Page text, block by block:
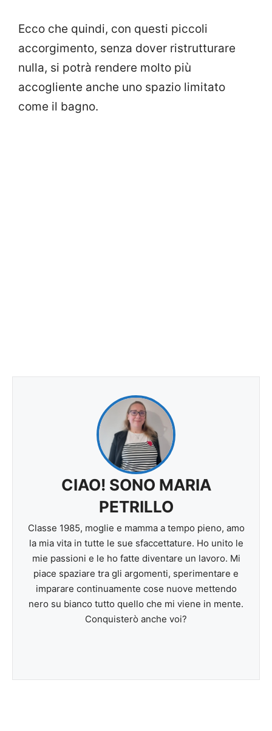
Ecco che quindi, con questi piccoli
accorgimento, senza dover ristrutturare
nulla, si potrà rendere molto più
accogliente anche uno spazio limitato
come il bagno.
CIAO! SONO MARIA
PETRILLO
Classe 1985, moglie e mamma a tempo pieno, amo
la mia vita in tutte le sue sfaccettature. Ho unito le
mie passioni e le ho fatte diventare un lavoro. Mi
piace spaziare tra gli argomenti, sperimentare e
imparare continuamente cose nuove mettendo
nero su bianco tutto quello che mi viene in mente.
Conquisterò anche voi?